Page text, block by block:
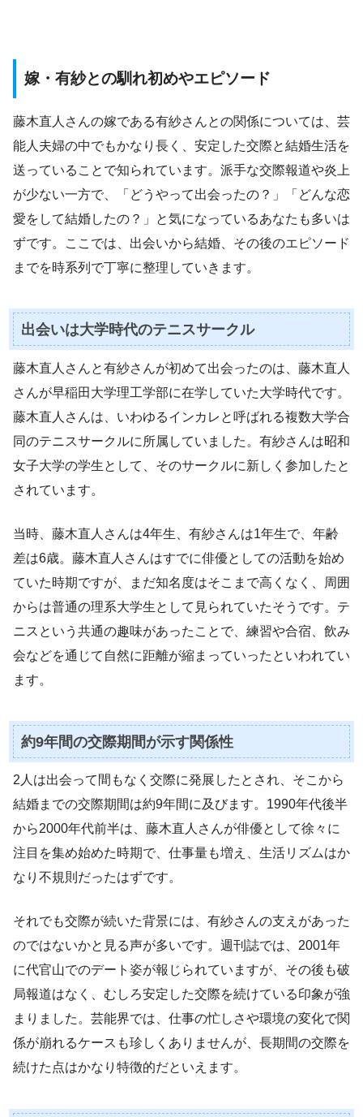
嫁・有紗との馴れ初めやエピソード
藤木直人さんの嫁である有紗さんとの関係については、芸
能人夫婦の中でもかなり長く、安定した交際と結婚生活を
送っていることで知られています。派手な交際報道や炎上
が少ない一方で、「どうやって出会ったの？」「どんな恋
愛をして結婚したの？」と気になっているあなたも多いは
ずです。ここでは、出会いから結婚、その後のエピソード
までを時系列で丁寧に整理していきます。
出会いは大学時代のテニスサークル
藤木直人さんと有紗さんが初めて出会ったのは、藤木直人
さんが早稲田大学理工学部に在学していた大学時代です。
藤木直人さんは、いわゆるインカレと呼ばれる複数大学合
同のテニスサークルに所属していました。有紗さんは昭和
女子大学の学生として、そのサークルに新しく参加したと
されています。
当時、藤木直人さんは4年生、有紗さんは1年生で、年齢
差は6歳。藤木直人さんはすでに俳優としての活動を始め
ていた時期ですが、まだ知名度はそこまで高くなく、周囲
からは普通の理系大学生として見られていたそうです。テ
ニスという共通の趣味があったことで、練習や合宿、飲み
会などを通じて自然に距離が縮まっていったといわれてい
ます。
約9年間の交際期間が示す関係性
2人は出会って間もなく交際に発展したとされ、そこから
結婚までの交際期間は約9年間に及びます。1990年代後半
から2000年代前半は、藤木直人さんが俳優として徐々に
注目を集め始めた時期で、仕事量も増え、生活リズムはか
なり不規則だったはずです。
それでも交際が続いた背景には、有紗さんの支えがあった
のではないかと見る声が多いです。週刊誌では、2001年
に代官山でのデート姿が報じられていますが、その後も破
局報道はなく、むしろ安定した交際を続けている印象が強
まりました。芸能界では、仕事の忙しさや環境の変化で関
係が崩れるケースも珍しくありませんが、長期間の交際を
続けた点はかなり特徴的だといえます。